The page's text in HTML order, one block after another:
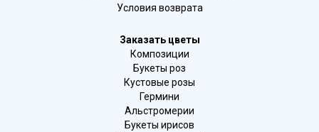
Условия возврата
Заказать цветы
Композиции
Букеты роз
Кустовые розы
Гермини
Альстромерии
Букеты ирисов